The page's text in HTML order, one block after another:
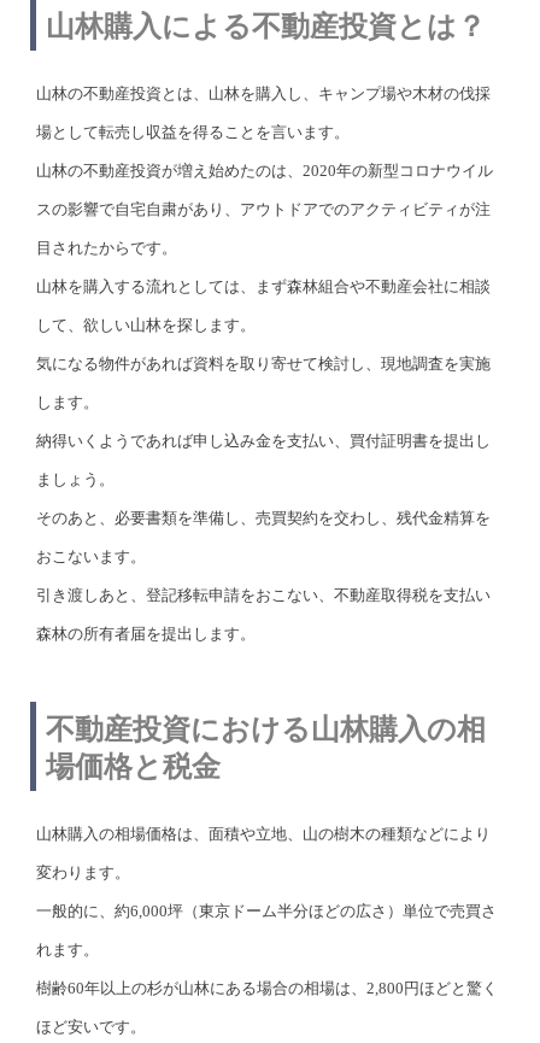
山林購入による不動産投資とは？
山林の不動産投資とは、山林を購入し、キャンプ場や木材の伐採
場として転売し収益を得ることを言います。
山林の不動産投資が増え始めたのは、2020年の新型コロナウイル
スの影響で自宅自粛があり、アウトドアでのアクティビティが注
目されたからです。
山林を購入する流れとしては、まず森林組合や不動産会社に相談
して、欲しい山林を探します。
気になる物件があれば資料を取り寄せて検討し、現地調査を実施
します。
納得いくようであれば申し込み金を支払い、買付証明書を提出し
ましょう。
そのあと、必要書類を準備し、売買契約を交わし、残代金精算を
おこないます。
引き渡しあと、登記移転申請をおこない、不動産取得税を支払い
森林の所有者届を提出します。
不動産投資における山林購入の相
場価格と税金
山林購入の相場価格は、面積や立地、山の樹木の種類などにより
変わります。
一般的に、約6,000坪（東京ドーム半分ほどの広さ）単位で売買さ
れます。
樹齢60年以上の杉が山林にある場合の相場は、2,800円ほどと驚く
ほど安いです。